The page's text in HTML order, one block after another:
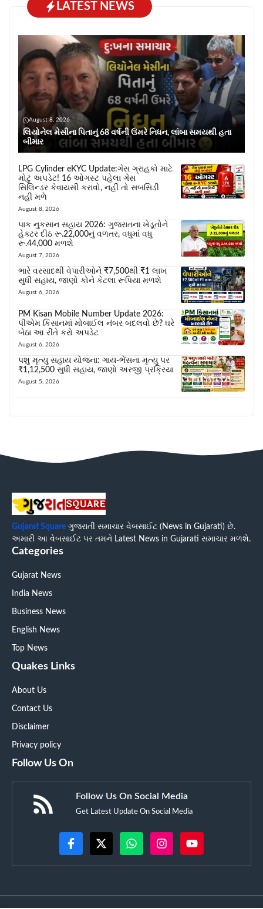
LATEST NEWS
August 8, 2026
લિયોનેલ મેસીના પિતાનું 68 વર્ષની ઉંમરે નિધન, લાંબા સમયથી હતા
બીમાર
LPG Cylinder eKYC Update:ગેસ ગ્રાહકો માટે
મોટું અપડેટ! 16 ઓગસ્ટ પહેલા ગેસ
સિલિન્ડર કેવાયસી કરાવો, નહીં તો સબસિડી
નહીં મળે
August 8, 2026
પાક નુકસાન સહાય 2026: ગુજરાતના ખેડૂતોને
હેક્ટર દીઠ રૂ.22,000નું વળતર, વધુમાં વધુ
રૂ.44,000 મળશે
August 7, 2026
ભારે વરસાદથી વેપારીઓને ₹7,500થી ₹1 લાખ
સુધી સહાય, જાણો કોને કેટલા રૂપિયા મળશે
August 6, 2026
PM Kisan Mobile Number Update 2026:
પીએમ કિસાનમાં મોબાઈલ નંબર બદલવો છે? ઘરે
બેઠા આ રીતે કરો અપડેટ
August 6, 2026
પશુ મૃત્યુ સહાય યોજના: ગાય-ભેંસના મૃત્યુ પર
₹1,12,500 સુધી સહાય, જાણો અરજી પ્રક્રિયા
August 5, 2026
Gujarat Square ગુજરાતી સમાચાર વેબસાઈટ (News in Gujarati) છે.
અમારી આ વેબસાઈટ પર તમને Latest News in Gujarati સમાચાર મળશે.
Categories
Gujarat News
India News
Business News
English News
Top News
Quakes Links
About Us
Contact Us
Disclaimer
Privacy policy
Follow Us On
Follow Us On Social Media
Get Latest Update On Social Media